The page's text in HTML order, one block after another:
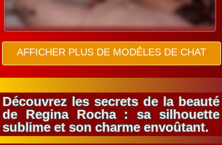
AFFICHER PLUS DE MODÊLES DE CHAT
Découvrez les secrets de la beauté
de Regina Rocha : sa silhouette
sublime et son charme envoûtant.